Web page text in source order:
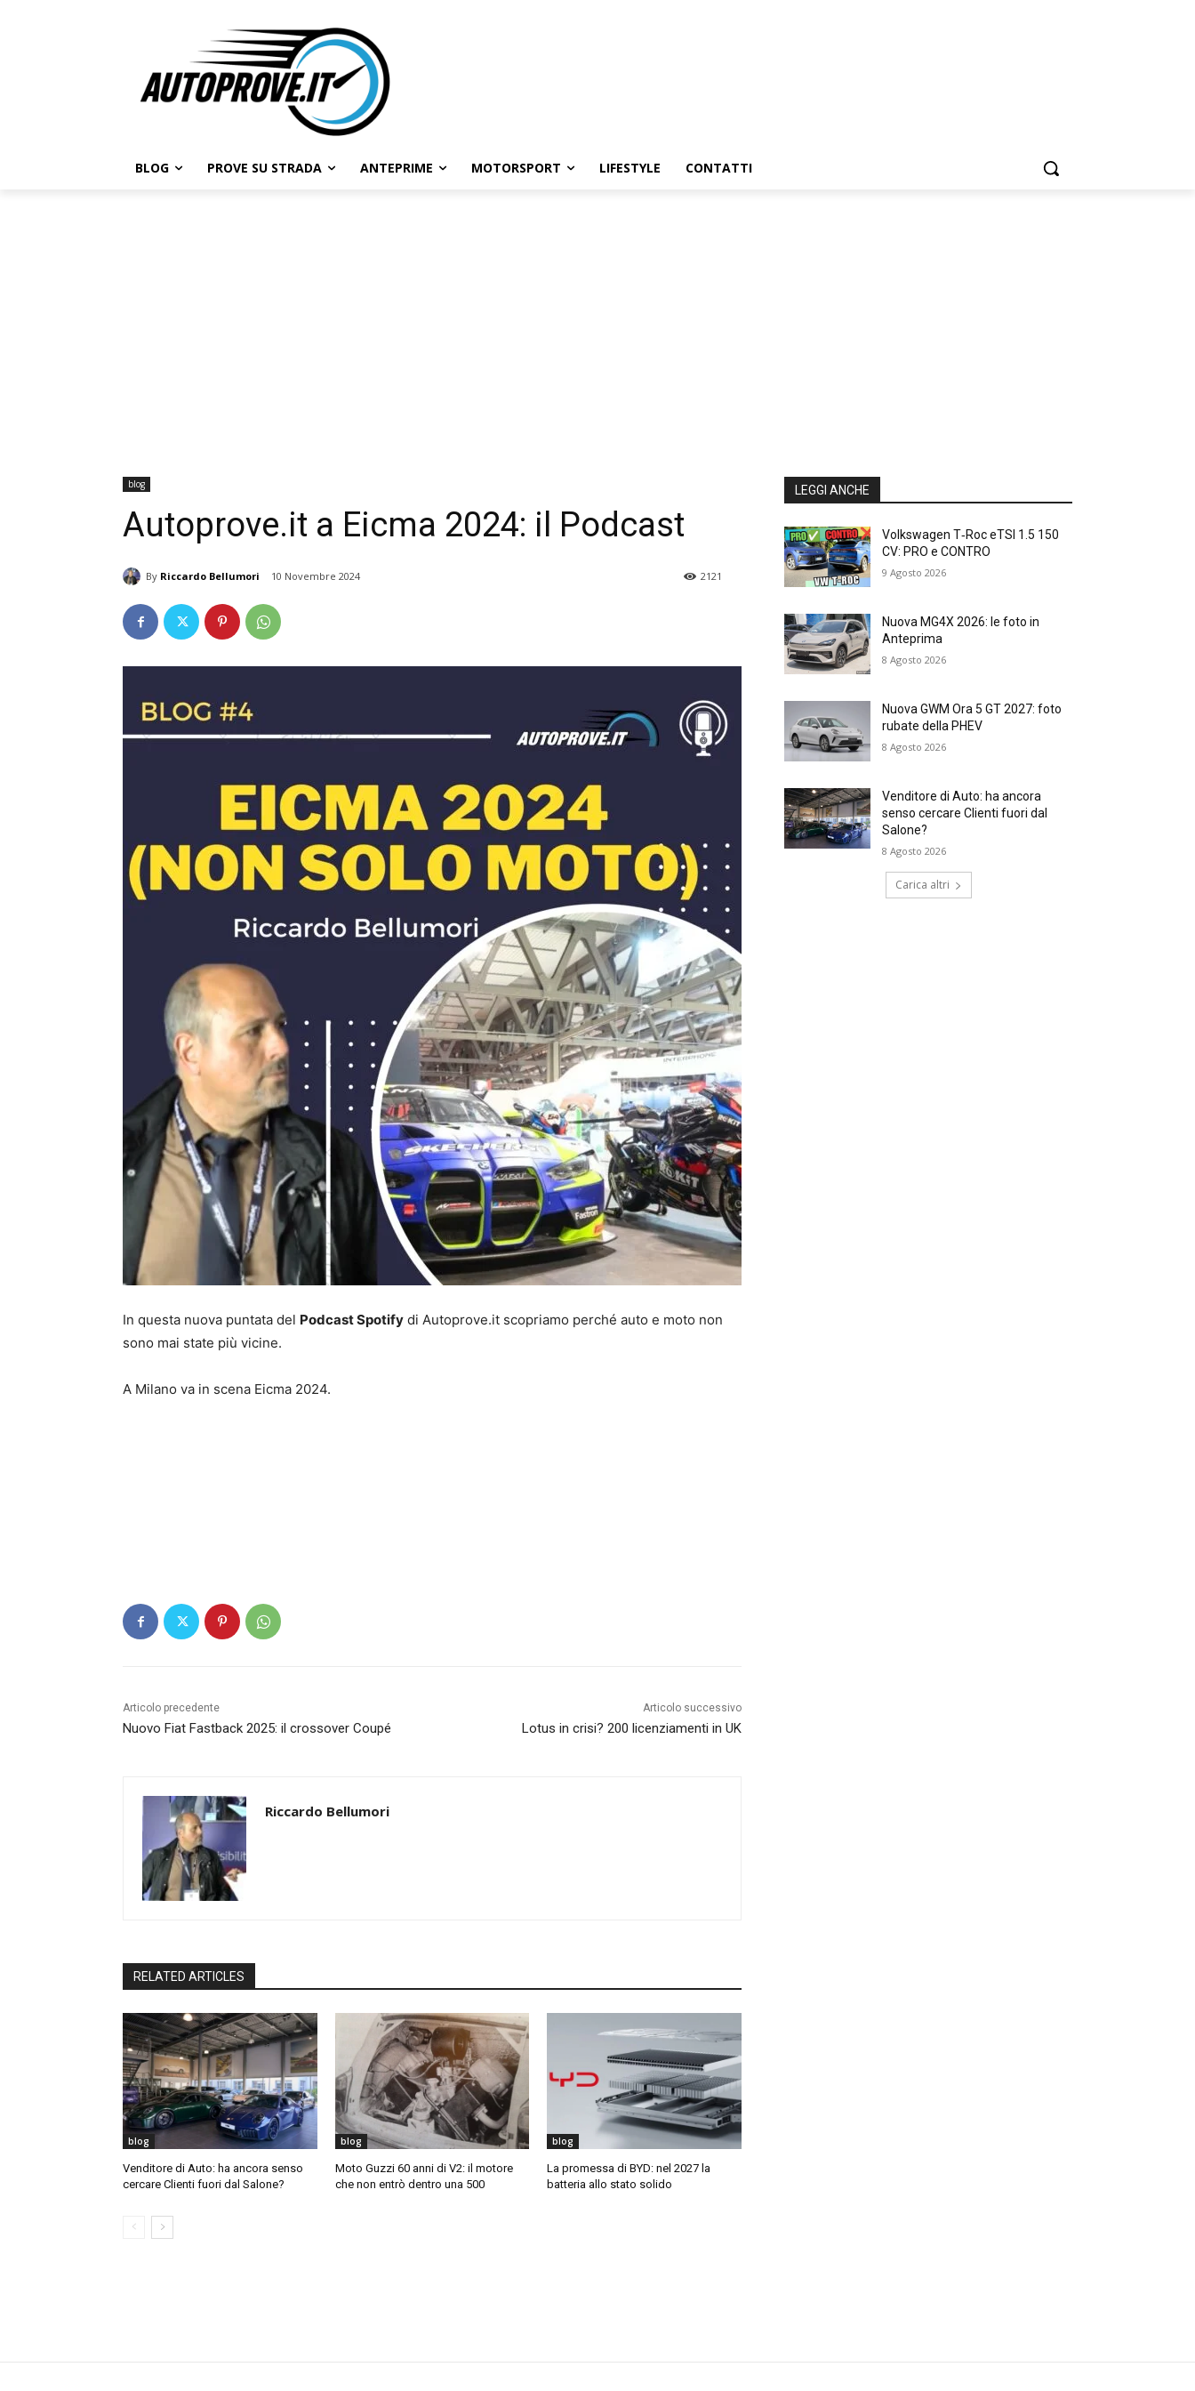
BLOG PROVE SU STRADA ANTEPRIME MOTORSPORT LIFESTYLE CONTATTI
blog
Autoprove.it a Eicma 2024: il Podcast
By Riccardo Bellumori 10 Novembre 2024 2121
In questa nuova puntata del Podcast Spotify di Autoprove.it scopriamo perché auto e moto non
sono mai state più vicine.
A Milano va in scena Eicma 2024.
Articolo precedente
Nuovo Fiat Fastback 2025: il crossover Coupé
Articolo successivo
Lotus in crisi? 200 licenziamenti in UK
Riccardo Bellumori
RELATED ARTICLES
blog
Venditore di Auto: ha ancora senso
cercare Clienti fuori dal Salone?
blog
Moto Guzzi 60 anni di V2: il motore
che non entrò dentro una 500
blog
La promessa di BYD: nel 2027 la
batteria allo stato solido
LEGGI ANCHE
Volkswagen T‑Roc eTSI 1.5 150
CV: PRO e CONTRO
9 Agosto 2026
Nuova MG4X 2026: le foto in
Anteprima
8 Agosto 2026
Nuova GWM Ora 5 GT 2027: foto
rubate della PHEV
8 Agosto 2026
Venditore di Auto: ha ancora
senso cercare Clienti fuori dal
Salone?
8 Agosto 2026
Carica altri